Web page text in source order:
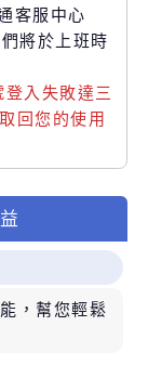
客服中心
們將於上班時
入失敗達三
回您的使用
，幫您輕鬆